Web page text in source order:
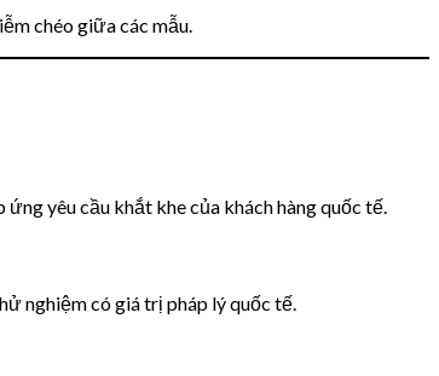
chéo giữa các mẫu.
yêu cầu khắt khe của khách hàng quốc tế.
nghiệm có giá trị pháp lý quốc tế.